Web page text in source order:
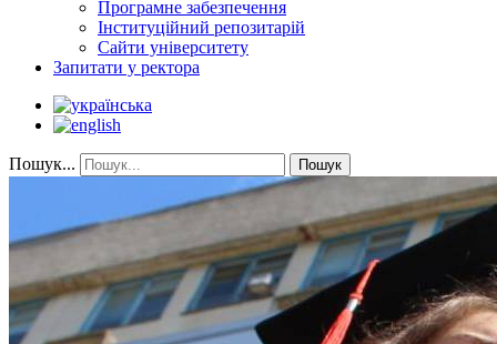
Програмне забезпечення
Інституційний репозитарій
Сайти університету
Запитати у ректора
Пошук... Пошук